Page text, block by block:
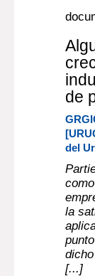
de
del
la
[...]